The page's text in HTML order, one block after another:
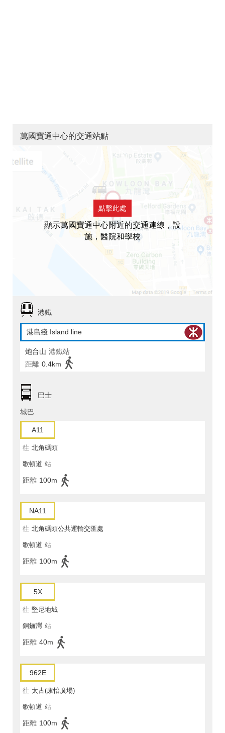
萬國寶通中心的交通站點
點擊此處
顯示萬國寶通中心附近的交通連線，設
施，醫院和學校
港鐵
港島綫 Island line
炮台山 港鐵站
距離 0.4km
巴士
城巴
A11
往 北角碼頭
歌頓道 站
距離 100m
NA11
往 北角碼頭公共運輸交匯處
歌頓道 站
距離 100m
5X
往 堅尼地城
銅鑼灣 站
距離 40m
962E
往 太古(康怡廣場)
歌頓道 站
距離 100m